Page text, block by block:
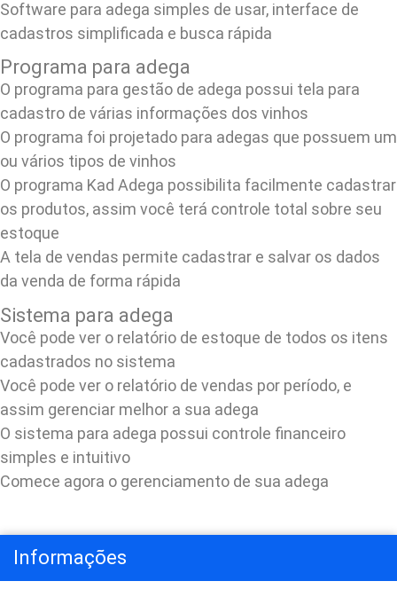
Software para adega simples de usar, interface de
cadastros simplificada e busca rápida
Programa para adega
O programa para gestão de adega possui tela para
cadastro de várias informações dos vinhos
O programa foi projetado para adegas que possuem um
ou vários tipos de vinhos
O programa Kad Adega possibilita facilmente cadastrar
os produtos, assim você terá controle total sobre seu
estoque
A tela de vendas permite cadastrar e salvar os dados
da venda de forma rápida
Sistema para adega
Você pode ver o relatório de estoque de todos os itens
cadastrados no sistema
Você pode ver o relatório de vendas por período, e
assim gerenciar melhor a sua adega
O sistema para adega possui controle financeiro
simples e intuitivo
Comece agora o gerenciamento de sua adega
Informações